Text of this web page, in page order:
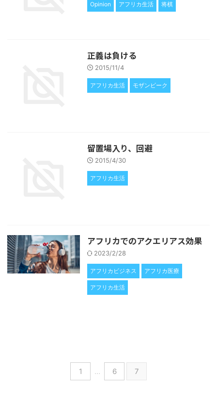
Opinion アフリカ生活 将棋
正義は負ける
2015/11/4
アフリカ生活 モザンビーク
留置場入り、回避
2015/4/30
アフリカ生活
アフリカでのアクエリアス効果
2023/2/28
アフリカビジネス アフリカ医療
アフリカ生活
1 … 6 7